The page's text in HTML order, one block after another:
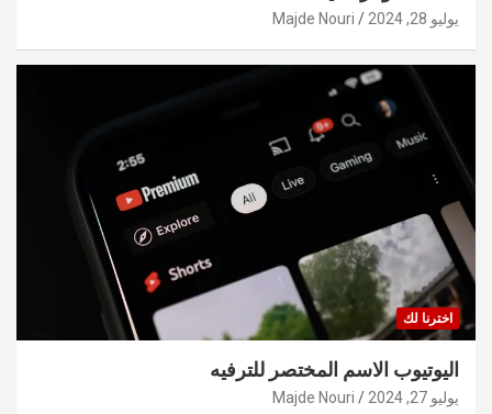
يوليو 28, 2024 Majde Nouri
اخترنا لك
اليوتيوب الاسم المختصر للترفيه
يوليو 27, 2024 Majde Nouri